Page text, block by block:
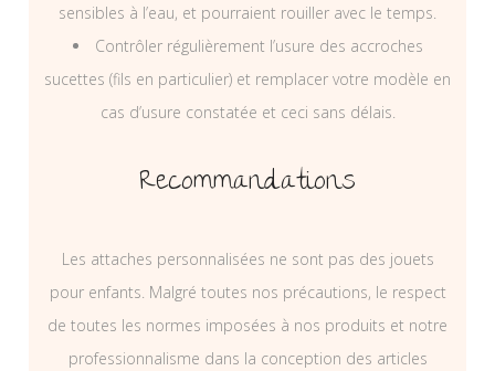
sensibles à l’eau, et pourraient rouiller avec le temps.
Contrôler régulièrement l’usure des accroches
sucettes (fils en particulier) et remplacer votre modèle en
cas d’usure constatée et ceci sans délais.
Recommandations
Les attaches personnalisées ne sont pas des jouets
pour enfants. Malgré toutes nos précautions, le respect
de toutes les normes imposées à nos produits et notre
professionnalisme dans la conception des articles